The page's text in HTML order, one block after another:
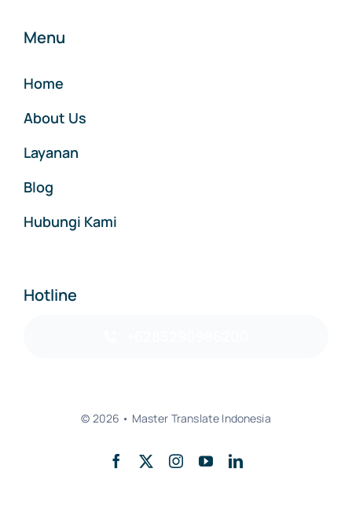
Menu
Home
About Us
Layanan
Blog
Hubungi Kami
Hotline
© 2026 • Master Translate Indonesia